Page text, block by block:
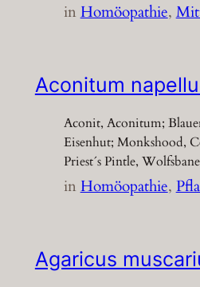
inHomöopathie,
Aconitum
Aconit, Aconitum;
Eisenhut; Monkshood,
Priest´s Pintle, Wolfsbane
inHomöopathie,
Agaricus